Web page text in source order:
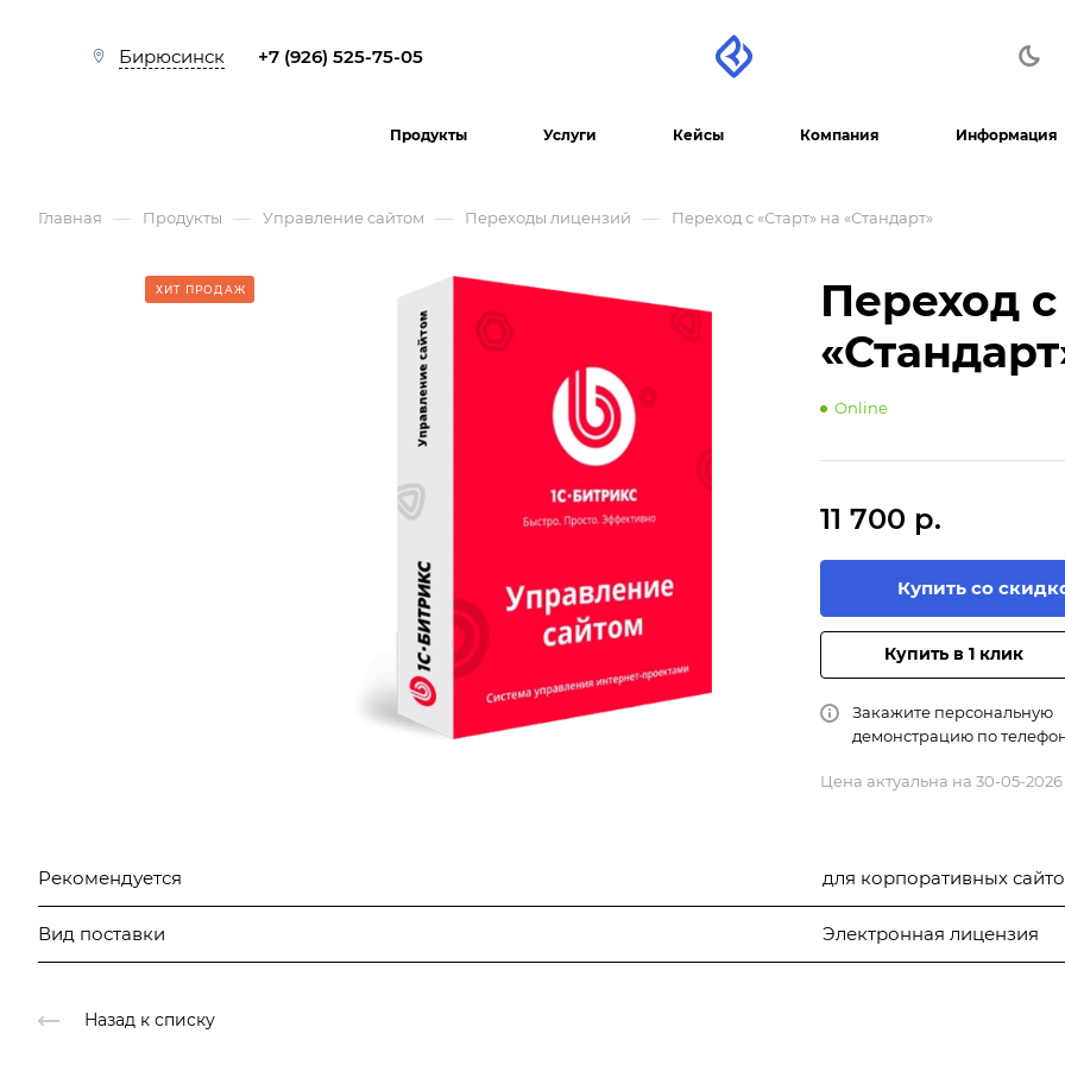
Бирюсинск +7 (926) 525-75-05
Продукты Услуги Кейсы Компания Информация
Главная — Продукты — Управление сайтом — Переходы лицензий — Переход с «Старт» на «Стандарт»
ХИТ ПРОДАЖ
Переход с
Online
11 700 р.
Купить со
Купить в 1 клик
Закажите персональную
демонстрацию по
Цена актуальна на 30-05-2026
Рекомендуется для корпоративных
Вид поставки Электронная лицензия
Назад к списку